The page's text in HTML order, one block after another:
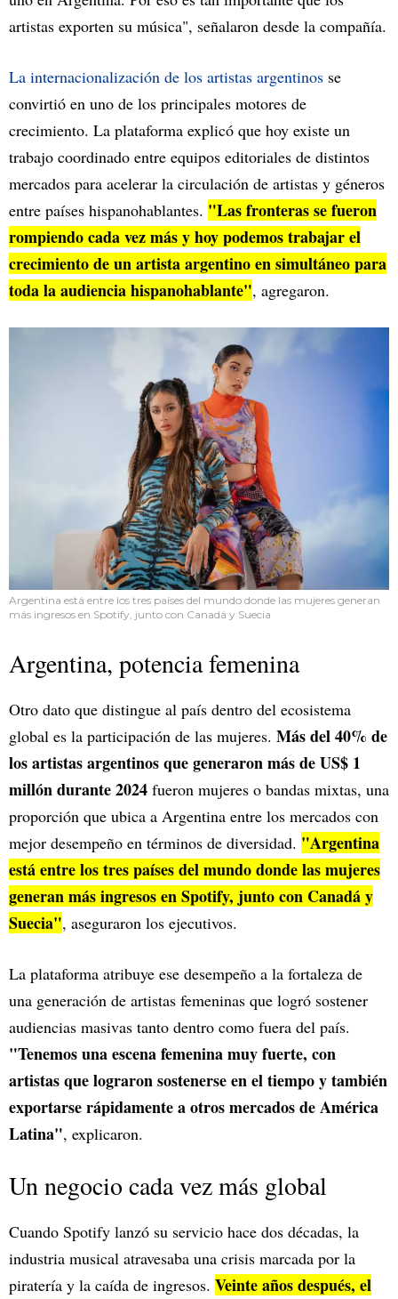
artistas exporten su música", señalaron desde la compañía.
La internacionalización de los artistas argentinos se
convirtió en uno de los principales motores de
crecimiento. La plataforma explicó que hoy existe un
trabajo coordinado entre equipos editoriales de distintos
mercados para acelerar la circulación de artistas y géneros
entre países hispanohablantes. "Las fronteras se fueron
rompiendo cada vez más y hoy podemos trabajar el
crecimiento de un artista argentino en simultáneo para
toda la audiencia hispanohablante", agregaron.
Argentina está entre los tres países del mundo donde las mujeres generan
más ingresos en Spotify, junto con Canadá y Suecia
Argentina, potencia femenina
Otro dato que distingue al país dentro del ecosistema
global es la participación de las mujeres. Más del 40% de
los artistas argentinos que generaron más de US$ 1
millón durante 2024 fueron mujeres o bandas mixtas, una
proporción que ubica a Argentina entre los mercados con
mejor desempeño en términos de diversidad. "Argentina
está entre los tres países del mundo donde las mujeres
generan más ingresos en Spotify, junto con Canadá y
Suecia", aseguraron los ejecutivos.
La plataforma atribuye ese desempeño a la fortaleza de
una generación de artistas femeninas que logró sostener
audiencias masivas tanto dentro como fuera del país.
"Tenemos una escena femenina muy fuerte, con
artistas que lograron sostenerse en el tiempo y también
exportarse rápidamente a otros mercados de América
Latina", explicaron.
Un negocio cada vez más global
Cuando Spotify lanzó su servicio hace dos décadas, la
industria musical atravesaba una crisis marcada por la
piratería y la caída de ingresos. Veinte años después, el